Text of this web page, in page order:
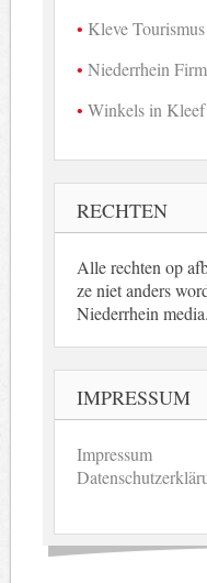
Kleve Tourismus
Niederrhein
Winkels in Kleef
RECHTEN
Alle rechten op
ze niet anders
Niederrhein media.
IMPRESSUM
Impressum